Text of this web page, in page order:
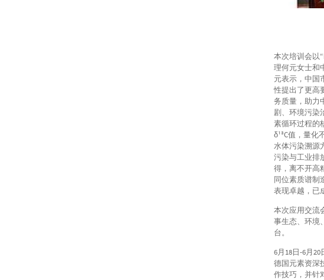
本次培训会以
理何元女士和
元表示，中国
性提出了更高
务质量，助力
剧、环境污染
素循环过程的
δ¹³C值，量
水体污染溯源
污染与工业排
得，离不开高
同位素质谱制
表现卓越，已
本次应用交流
事生态、环境
台。
6月18日-6月
德国元素资深
作技巧，并针